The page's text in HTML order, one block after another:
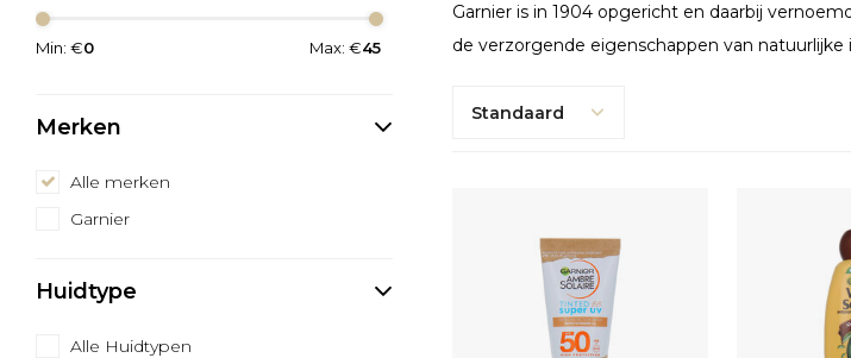
Min: €0 Max: €45
Merken
Alle merken
Garnier
Huidtype
Alle Huidtypen
Garnier is in 1904 opgericht en daarbij
de verzorgende eigenschappen van
Standaard